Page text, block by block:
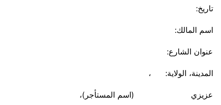
تاريخ:
اسم المالك:
عنوان الشارع:
المدينة، الولاية: ،
عزيزي (اسم المستأجر)،